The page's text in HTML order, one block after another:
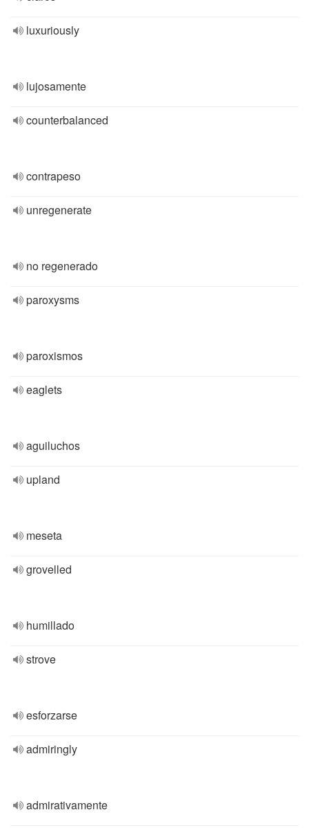
luxuriously
lujosamente
counterbalanced
contrapeso
unregenerate
no regenerado
paroxysms
paroxismos
eaglets
aguiluchos
upland
meseta
grovelled
humillado
strove
esforzarse
admiringly
admirativamente